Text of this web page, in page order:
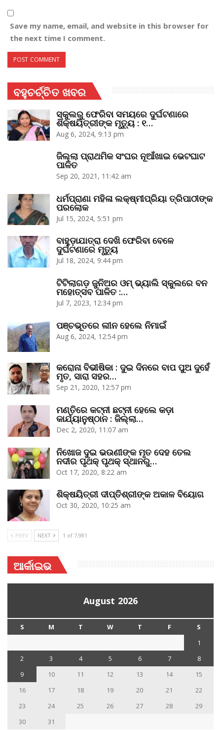
Save my name, email, and website in this browser for
the next time I comment.
ବହୁଚର୍ଚ୍ଚିତ ଖବର
ସ୍କୁଲରୁ ଫେରିବା ସମୟରେ ଦୁର୍ଘଟଣାରେ
ଶିକ୍ଷୟିତ୍ରୀଙ୍କ ମୃତ୍ୟୁ : ୧…
Aug 6, 2024, 9:13 pm
ଜିଲ୍ଲା ପ୍ରାଥମିକ ସଂଘର ନୂଆଁଖାଇ ଭେଟଘାଟ
ପାଳିତ
Sep 20, 2021, 11:42 am
ଧର୍ମପ୍ରାଣା ମହିଳା ଲକ୍ଷ୍ମୀପ୍ରିୟା ତ୍ରିପାଠୀଙ୍କ
ପରଲୋକ
Jul 15, 2024, 5:51 pm
ବାହୁଡ଼ାଯାତ୍ରା ଦେଖି ଫେରିବା ବେଳେ
ଦୁର୍ଘଟଣାରେ ମୃତ୍ୟୁ
Jul 18, 2024, 9:44 pm
ଟିଟିଲାଗଡ଼ ଜୁନିଅର ଓମ୍‌ ଭ୍ୟାଲି ସ୍କୁଲରେ ବନ
ମହୋତ୍ସବ ପାଳିତ :…
Jul 7, 2023, 12:34 pm
ପଞ୍ଚଭୂତରେ ଲୀନ ହେଲେ ନିମାଇଁ
Aug 6, 2024, 12:54 pm
କରୋନା ବିଭୀଷିକା : ଦୁଇ ଦିନରେ ବାପ ପୁଅ ଦୁହେଁ
ମୃତ, ସାରା ସହର…
Sep 21, 2020, 12:57 pm
ମଣ୍ତିରେ କଟ୍‌ନୀ ଛଟ୍‌ନୀ ହେଲେ କଡ଼ା
କାର୍ଯ୍ୟାନୁଷ୍ଠାନ : ଜିଲ୍ଲା…
Dec 2, 2020, 11:07 am
ନିଖୋଜ ଦୁଇ ଭଉଣୀଙ୍କ ମୃତ ଦେହ ତେଲ
ନଦୀର ପୃଥକ୍‌ ପୃଥକ୍‌ ସ୍ଥାନରୁ…
Oct 17, 2020, 8:22 am
ଶିକ୍ଷୟିତ୍ରୀ ଦୀପ୍ତିଶ୍ରୀଙ୍କ ଅକାଳ ବିୟୋଗ
Oct 30, 2020, 10:25 am
PREV NEXT 1 of 7,981
ଆର୍କାଇଭ
August 2026
S M T W T F
S
1
2
3 4 5 6 7
8
9
10 11 12 13 14
15
16
17 18 19 20 21
22
23
24 25 26 27 28
29
30
31